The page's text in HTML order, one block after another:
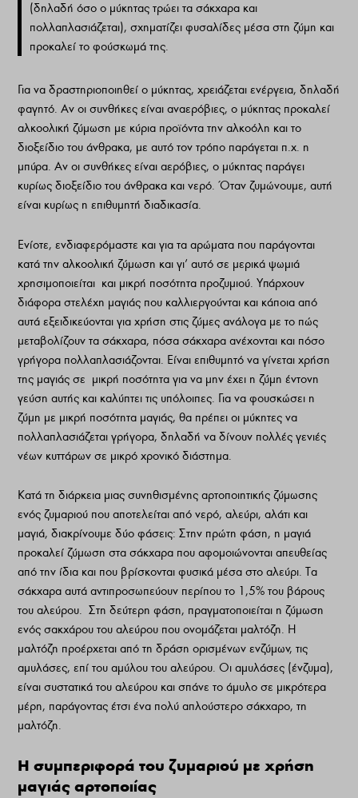
(δηλαδή όσο ο µύκητας τρώει τα σάκχαρα και
πολλαπλασιάζεται), σχηµατίζει φυσαλίδες µέσα στη ζύµη και
προκαλεί το φούσκωµά της.
Για να δραστηριοποιηθεί ο µύκητας, χρειάζεται ενέργεια, δηλαδή
φαγητό. Αν οι συνθήκες είναι αναερόβιες, ο µύκητας προκαλεί
αλκοολική ζύµωση µε κύρια προϊόντα την αλκοόλη και το
διοξείδιο του άνθρακα, µε αυτό τον τρόπο παράγεται π.χ. η
µπύρα.Αν οι συνθήκες είναι αερόβιες, ο µύκητας παράγει
κυρίως διοξείδιο του άνθρακα και νερό. Όταν ζυµώνουµε, αυτή
είναι κυρίως η επιθυµητή διαδικασία.
Ενίοτε, ενδιαφερόµαστε και για τα αρώµατα που παράγονται
κατά την αλκοολική ζύµωση και γι’ αυτό σε µερικά ψωµιά
χρησιµοποιείται και µικρή ποσότητα προζυµιού.Υπάρχουν
διάφορα στελέχη µαγιάς που καλλιεργούνται και κάποια από
αυτά εξειδικεύονται για χρήση στις ζύµες ανάλογα µε το πώς
µεταβολίζουν τα σάκχαρα, πόσα σάκχαρα ανέχονται και πόσο
γρήγορα πολλαπλασιάζονται. Είναι επιθυµητό να γίνεται χρήση
της µαγιάς σε µικρή ποσότητα για να µην έχει η ζύµη έντονη
γεύση αυτής και καλύπτει τις υπόλοιπες. Για να φουσκώσει η
ζύµη µε µικρή ποσότητα µαγιάς, θα πρέπει οι µύκητες να
πολλαπλασιάζεται γρήγορα, δηλαδή να δίνουν πολλές γενιές
νέων κυττάρων σε µικρό χρονικό διάστηµα.
Κατά τη διάρκεια µιας συνηθισµένης αρτοποιητικής ζύµωσης
ενός ζυµαριού που αποτελείται από νερό, αλεύρι, αλάτι και
µαγιά, διακρίνουµε δύο φάσεις:Στην πρώτη φάση, η µαγιά
προκαλεί ζύµωση στα σάκχαρα που αφοµοιώνονται απευθείας
από την ίδια και που βρίσκονται φυσικά µέσα στο αλεύρι. Τα
σάκχαρα αυτά αντιπροσωπεύουν περίπου το 1,5% του βάρους
του αλεύρου.Στη δεύτερη φάση, πραγµατοποιείται η ζύµωση
ενός σακχάρου του αλεύρου που ονοµάζεται µαλτόζη. Η
µαλτόζη προέρχεται από τη δράση ορισµένων ενζύµων, τις
αµυλάσες, επί του αµύλου του αλεύρου. Οι αµυλάσες (ένζυµα),
είναι συστατικά του αλεύρου και σπάνε το άµυλο σε µικρότερα
µέρη, παράγοντας έτσι ένα πολύ απλούστερο σάκχαρο, τη
µαλτόζη.
Η συµπεριφορά του ζυµαριού µε χρήση
µαγιάς αρτοποιίας